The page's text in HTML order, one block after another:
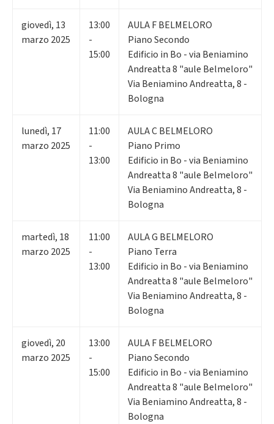
giovedì, 13
marzo 2025
13:00
-
15:00
AULA F BELMELORO
Piano Secondo
Edificio in Bo - via Beniamino
Andreatta 8 "aule Belmeloro"
Via Beniamino Andreatta, 8 -
Bologna
lunedì, 17
marzo 2025
11:00
-
13:00
AULA C BELMELORO
Piano Primo
Edificio in Bo - via Beniamino
Andreatta 8 "aule Belmeloro"
Via Beniamino Andreatta, 8 -
Bologna
martedì, 18
marzo 2025
11:00
-
13:00
AULA G BELMELORO
Piano Terra
Edificio in Bo - via Beniamino
Andreatta 8 "aule Belmeloro"
Via Beniamino Andreatta, 8 -
Bologna
giovedì, 20
marzo 2025
13:00
-
15:00
AULA F BELMELORO
Piano Secondo
Edificio in Bo - via Beniamino
Andreatta 8 "aule Belmeloro"
Via Beniamino Andreatta, 8 -
Bologna